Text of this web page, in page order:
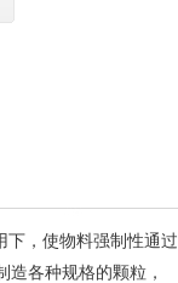
下，使物料强制性通过
各种规格的颗粒，